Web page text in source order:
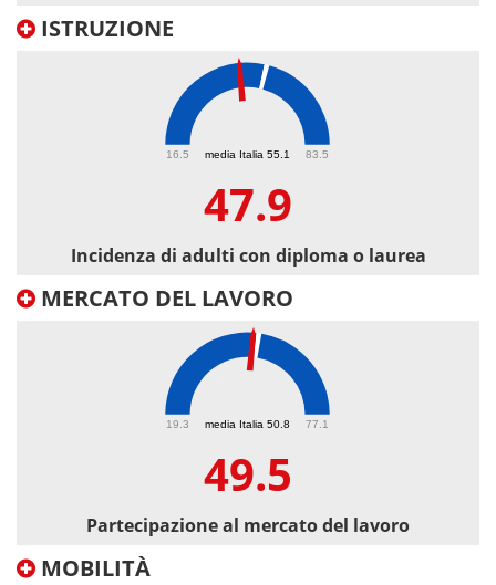
ISTRUZIONE
media Italia 55.1
16.5 83.5
47.9
Incidenza di adulti con diploma o laurea
MERCATO DEL LAVORO
media Italia 50.8
19.3 77.1
49.5
Partecipazione al mercato del lavoro
MOBILITÀ